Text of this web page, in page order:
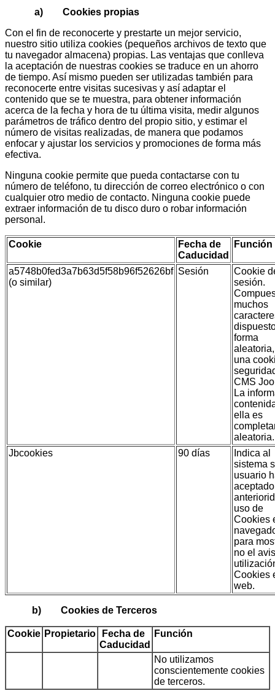
a) Cookies propias
Con el fin de reconocerte y prestarte un mejor servicio,
nuestro sitio utiliza cookies (pequeños archivos de texto que
tu navegador almacena) propias. Las ventajas que conlleva
la aceptación de nuestras cookies se traduce en un ahorro
de tiempo. Así mismo pueden ser utilizadas también para
reconocerte entre visitas sucesivas y así adaptar el
contenido que se te muestra, para obtener información
acerca de la fecha y hora de tu última visita, medir algunos
parámetros de tráfico dentro del propio sitio, y estimar el
número de visitas realizadas, de manera que podamos
enfocar y ajustar los servicios y promociones de forma más
efectiva.
Ninguna cookie permite que pueda contactarse con tu
número de teléfono, tu dirección de correo electrónico o con
cualquier otro medio de contacto. Ninguna cookie puede
extraer información de tu disco duro o robar información
personal.
Cookie
Fecha de
Caducidad
Función
a5748b0fed3a7b63d5f58b96f52626bf
(o similar)
Sesión
Cookie
sesión.
muchos
forma
una
CMS
La
ella es
aleatoria.
Jbcookies
90 días
Indica al
sistema
usuario
uso de
Cookies
para
no el
Cookies
web.
b) Cookies de Terceros
Cookie Propietario
Fecha de
Caducidad
Función
No utilizamos
conscientemente cookies
de terceros.